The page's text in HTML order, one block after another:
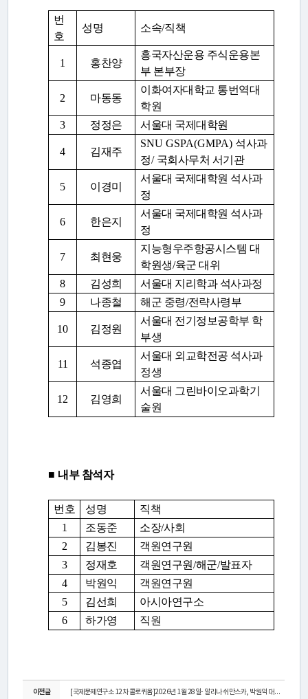
번
호
성명 소속/직책
1 홍찬양
흥국자산운용 주식운용본
부 본부장
2 마동동
이화여자대학교 통번역대
학원
3
정정은 서울대 국제대학원
4 김재주
SNU GSPA(GMPA) 석사과
정/ 국회사무처 서기관
5 이경미
서울대 국제대학원 석사과
정
6 한은지
서울대 국제대학원 석사과
정
7 최현웅
지능형우주항공시스템 대
학원생/육군 대위
8
김성희
서울대 지리학과 석사과정
9
나종철 해군 중령/전략사령부
10 김정원
서울대 전기정보공학부 학
부생
11 석종엽
서울대 외교학전공 석사과
정생
12 김영희
서울대 그린바이오과학기
술원
■ 내부 참석자
번호 성명
직책
1
조동준 소장/사회
2
김봉진
객원연구원
3
정재호 객원연구원/해군/발표자
4
박원익
객원연구원
5
김선희
아시아연구소
6
하가영 직원
이전글 [국제문제연구소 12차 콜로퀴움]2026년 1월 28일- 알리나 쉬만스카, 박원익 대령 ...